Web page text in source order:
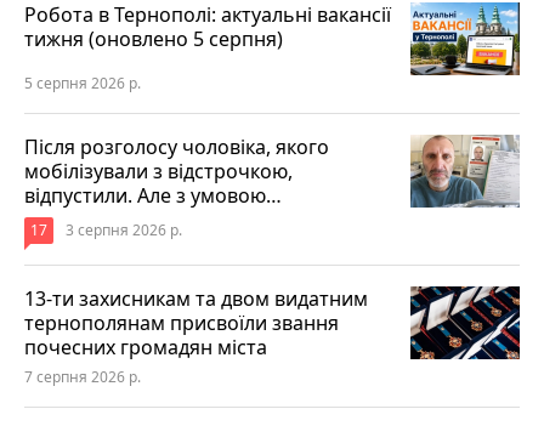
Робота в Тернополі: актуальні вакансії
тижня (оновлено 5 серпня)
5 серпня 2026 р.
Після розголосу чоловіка, якого
мобілізували з відстрочкою,
відпустили. Але з умовою…
17 3 серпня 2026 р.
13-ти захисникам та двом видатним
тернополянам присвоїли звання
почесних громадян міста
7 серпня 2026 р.